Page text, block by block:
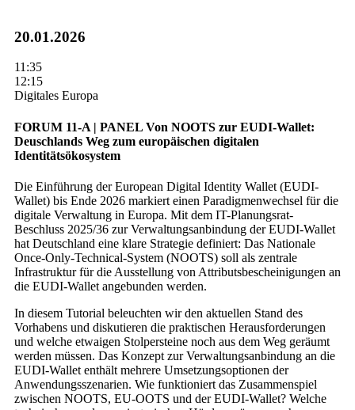
20.01.2026
11:35
12:15
Digitales Europa
FORUM 11-A | PANEL Von NOOTS zur EUDI-Wallet:
Deuschlands Weg zum europäischen digitalen
Identitätsökosystem
Die Einführung der European Digital Identity Wallet (EUDI-
Wallet) bis Ende 2026 markiert einen Paradigmenwechsel für die
digitale Verwaltung in Europa. Mit dem IT-Planungsrat-
Beschluss 2025/36 zur Verwaltungsanbindung der EUDI-Wallet
hat Deutschland eine klare Strategie definiert: Das Nationale
Once-Only-Technical-System (NOOTS) soll als zentrale
Infrastruktur für die Ausstellung von Attributsbescheinigungen an
die EUDI-Wallet angebunden werden.
In diesem Tutorial beleuchten wir den aktuellen Stand des
Vorhabens und diskutieren die praktischen Herausforderungen
und welche etwaigen Stolpersteine noch aus dem Weg geräumt
werden müssen. Das Konzept zur Verwaltungsanbindung an die
EUDI-Wallet enthält mehrere Umsetzungsoptionen der
Anwendungsszenarien. Wie funktioniert das Zusammenspiel
zwischen NOOTS, EU-OOTS und der EUDI-Wallet? Welche